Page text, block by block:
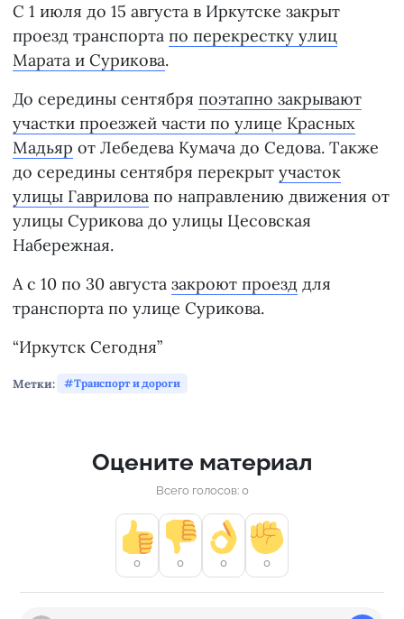
С 1 июля до 15 августа в Иркутске закрыт
проезд транспорта по перекрестку улиц
Марата и Сурикова.
До середины сентября поэтапно закрывают
участки проезжей части по улице Красных
Мадьяр от Лебедева Кумача до Седова. Также
до середины сентября перекрыт участок
улицы Гаврилова по направлению движения от
улицы Сурикова до улицы Цесовская
Набережная.
А с 10 по 30 августа закроют проезд для
транспорта по улице Сурикова.
“Иркутск Сегодня”
Метки: Транспорт и дороги
Оцените материал
Всего голосов: 0
0 0 0 0